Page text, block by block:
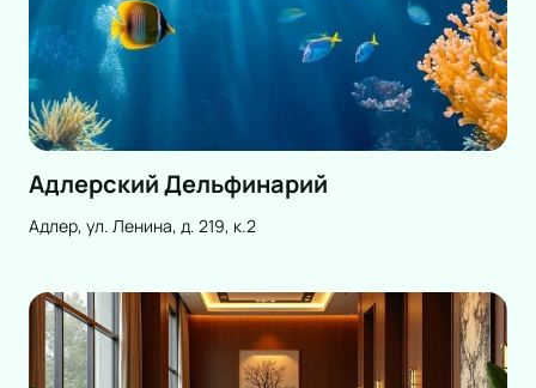
Адлерский Дельфинарий
Адлер, ул. Ленина, д. 219, к.2